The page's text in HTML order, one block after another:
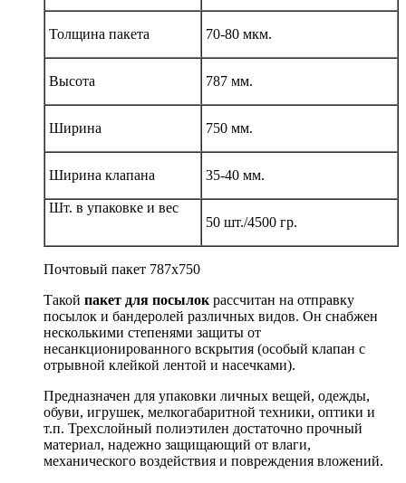
Толщина пакета 70-80 мкм.
Высота 787 мм.
Ширина 750 мм.
Ширина клапана 35-40 мм.
Шт. в упаковке и вес
50 шт./4500 гр.
Почтовый пакет 787х750
Такой пакет для посылокрассчитан на отправку
посылок и бандеролей различных видов. Он снабжен
несколькими степенями защиты от
несанкционированного вскрытия (особый клапан с
отрывной клейкой лентой и насечками).
Предназначен для упаковки личных вещей, одежды,
обуви, игрушек, мелкогабаритной техники, оптики и
т.п. Трехслойный полиэтилен достаточно прочный
материал, надежно защищающий от влаги,
механического воздействия и повреждения вложений.